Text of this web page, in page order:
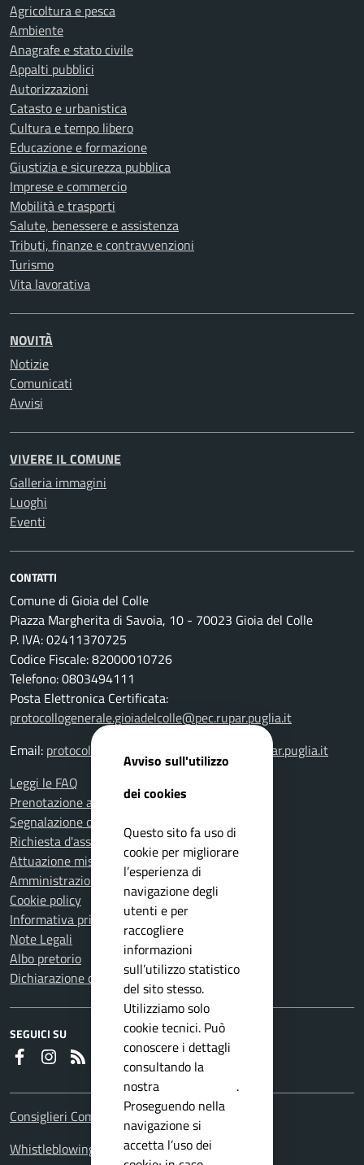
Agricoltura e pesca
Ambiente
Anagrafe e stato civile
Appalti pubblici
Autorizzazioni
Catasto e urbanistica
Cultura e tempo libero
Educazione e formazione
Giustizia e sicurezza pubblica
Imprese e commercio
Mobilità e trasporti
Salute, benessere e assistenza
Tributi, finanze e contravvenzioni
Turismo
Vita lavorativa
NOVITÀ
Notizie
Comunicati
Avvisi
VIVERE IL COMUNE
Galleria immagini
Luoghi
Eventi
CONTATTI
Comune di Gioia del Colle
Piazza Margherita di Savoia, 10 - 70023 Gioia del Colle
P. IVA: 02411370725
Codice Fiscale: 82000010726
Telefono: 0803494111
Posta Elettronica Certificata:
protocollogenerale.gioiadelcolle@pec.rupar.puglia.it
Email: protocollogenerale.gioiadelcolle@pec.rupar.puglia.it
Leggi le FAQ
Prenotazione appuntamento
Segnalazione disservizio
Richiesta d'assistenza
Attuazione misure PNRR
Amministrazione trasparente
Cookie policy
Informativa privacy
Note Legali
Albo pretorio
Dichiarazione di accessibilità
SEGUICI SU
FaceboookInstagram
Consiglieri Comunali
Whistleblowing Policy
Avviso sull'utilizzo
dei cookies
Questo sito fa uso di
cookie per migliorare
l’esperienza di
navigazione degli
utenti e per
raccogliere
informazioni
sull’utilizzo statistico
del sito stesso.
Utilizziamo solo
cookie tecnici. Può
conoscere i dettagli
consultando la
nostra
.
Proseguendo nella
navigazione si
accetta l’uso dei